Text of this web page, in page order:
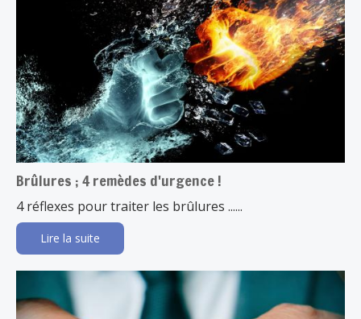
Brûlures ; 4 remèdes d'urgence !
4 réflexes pour traiter les brûlures ......
Lire la suite